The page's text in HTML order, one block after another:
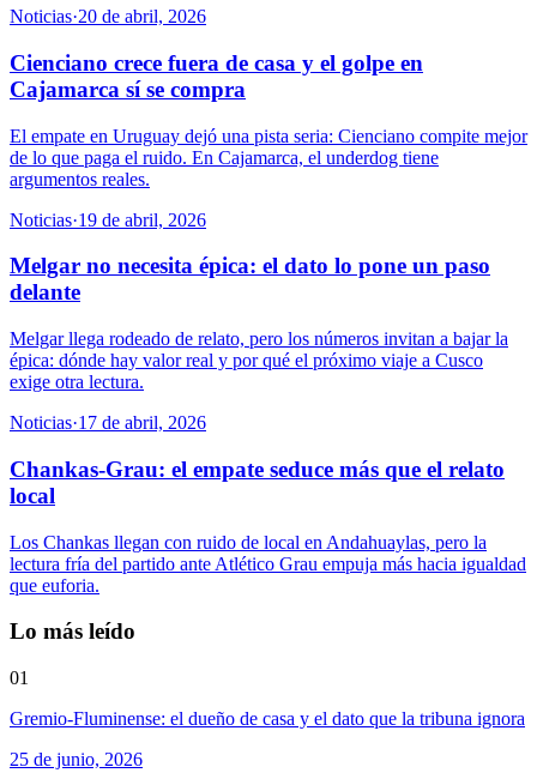
Noticias·20 de abril, 2026
Cienciano crece fuera de casa y el golpe en
Cajamarca sí se compra
El empate en Uruguay dejó una pista seria: Cienciano compite mejor
de lo que paga el ruido. En Cajamarca, el underdog tiene
argumentos reales.
Noticias·19 de abril, 2026
Melgar no necesita épica: el dato lo pone un paso
delante
Melgar llega rodeado de relato, pero los números invitan a bajar la
épica: dónde hay valor real y por qué el próximo viaje a Cusco
exige otra lectura.
Noticias·17 de abril, 2026
Chankas-Grau: el empate seduce más que el relato
local
Los Chankas llegan con ruido de local en Andahuaylas, pero la
lectura fría del partido ante Atlético Grau empuja más hacia igualdad
que euforia.
Lo más leído
01
Gremio-Fluminense: el dueño de casa y el dato que la tribuna ignora
25 de junio, 2026